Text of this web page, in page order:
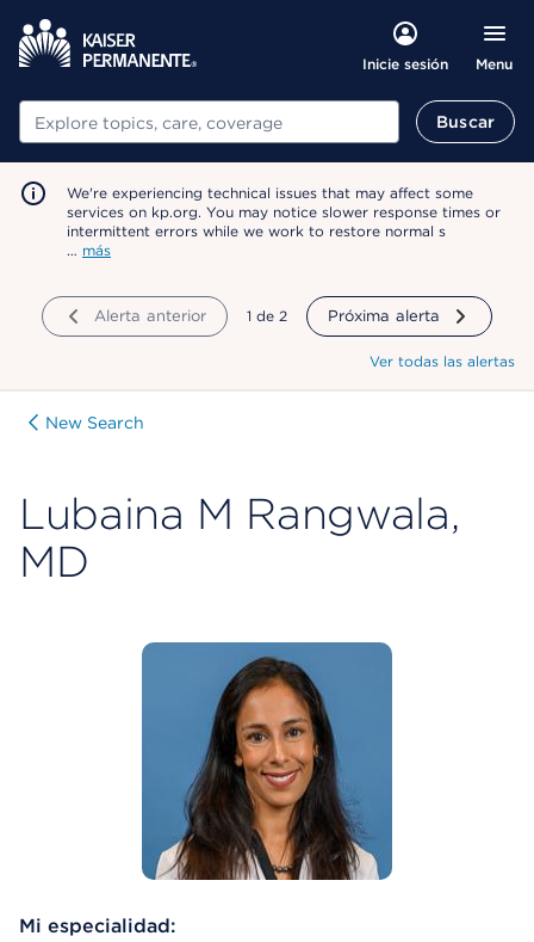
Inicie sesión Menu
Buscar Buscar
We're experiencing technical issues that may affect some
services on kp.org. You may notice slower response times or
intermittent errors while we work to restore normal s
… más
Alerta anterior mostrando
1 de 2 Próxima alerta
Ver todas las alertas
New Search
Lubaina M Rangwala,
MD
Mi especialidad: